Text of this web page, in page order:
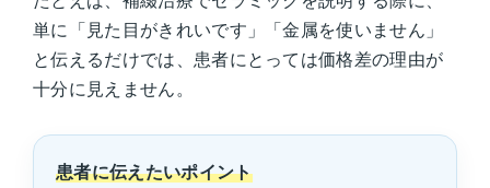
単に「見た目がきれいです」「金属を使いません」
と伝えるだけでは、患者にとっては価格差の理由が
十分に見えません。
患者に伝えたいポイント